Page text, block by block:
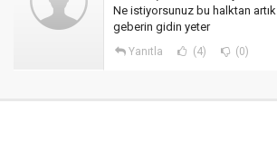
Ne istiyorsunuz bu halktan
geberin gidin yeter
Yanıtla (4) (0)